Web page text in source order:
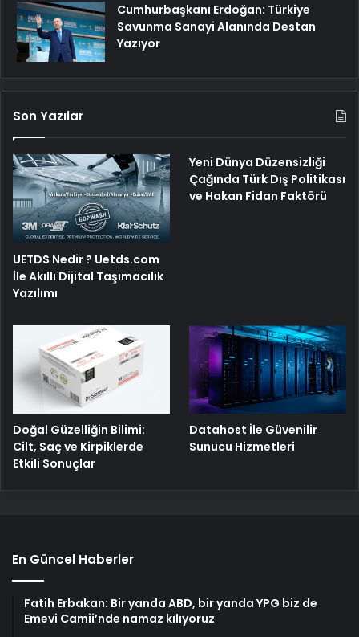
Cumhurbaşkanı Erdoğan: Türkiye
Savunma Sanayi Alanında Destan
Yazıyor
Son Yazılar
UETDS Nedir ? Uetds.com
İle Akıllı Dijital Taşımacılık
Yazılımı
Yeni Dünya Düzensizliği
Çağında Türk Dış Politikası
ve Hakan Fidan Faktörü
Doğal Güzelliğin Bilimi:
Cilt, Saç ve Kirpiklerde
Etkili Sonuçlar
Datahost İle Güvenilir
Sunucu Hizmetleri
En Güncel Haberler
Fatih Erbakan: Bir yanda ABD, bir yanda YPG biz de
Emevi Camii’nde namaz kılıyoruz